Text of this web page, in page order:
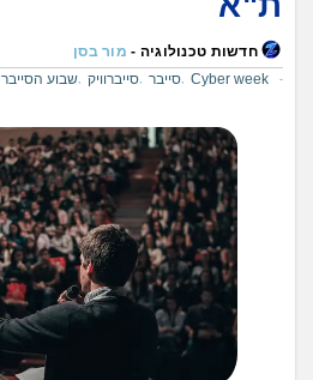
חדשות טכנולוגיה - מור בסן
Cyber week סייבר סייברוויק שבוע הסייבר